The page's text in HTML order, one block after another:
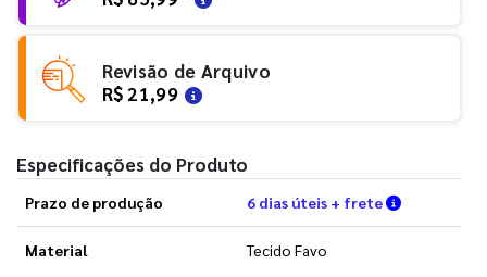
Revisão de Arquivo
R$ 21,99
Especificações do Produto
Prazo de produção 6 dias úteis + frete Verifique
Material Tecido Favo